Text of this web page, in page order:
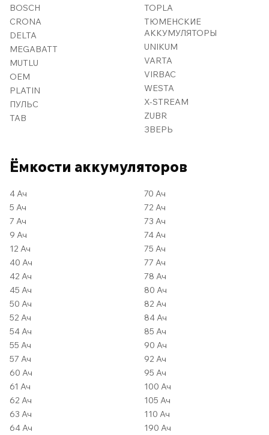
BOSCH
CRONA
DELTA
MEGABATT
MUTLU
OEM
PLATIN
ПУЛЬС
TAB
TOPLA
ТЮМЕНСКИЕ
АККУМУЛЯТОРЫ
UNIKUM
VARTA
VIRBAC
WESTA
X-STREAM
ZUBR
ЗВЕРЬ
Ёмкости аккумуляторов
4 Ач
5 Ач
7 Ач
9 Ач
12 Ач
40 Ач
42 Ач
45 Ач
50 Ач
52 Ач
54 Ач
55 Ач
57 Ач
60 Ач
61 Ач
62 Ач
63 Ач
64 Ач
70 Ач
72 Ач
73 Ач
74 Ач
75 Ач
77 Ач
78 Ач
80 Ач
82 Ач
84 Ач
85 Ач
90 Ач
92 Ач
95 Ач
100 Ач
105 Ач
110 Ач
190 Ач